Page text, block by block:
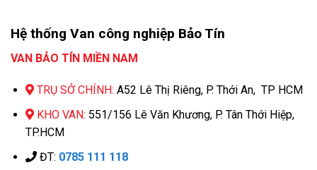
Hệ thống Van công nghiệp Bảo Tín
VAN BẢO TÍN MIỀN NAM
TRỤ SỞ CHÍNH: A52 Lê Thị Riêng, P. Thới An, TP HCM
KHO VAN: 551/156 Lê Văn Khương, P. Tân Thới Hiệp,
TP.HCM
ĐT: 0785 111 118